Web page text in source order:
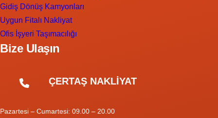
Gidiş Dönüş Kamyonları
Uygun Fitalı Nakliyat
Ofis İşyeri Taşımacılığı
Bize Ulaşın
ÇERTAŞ NAKLİYAT
Pazartesi – Cumartesi: 09.00 – 20.00